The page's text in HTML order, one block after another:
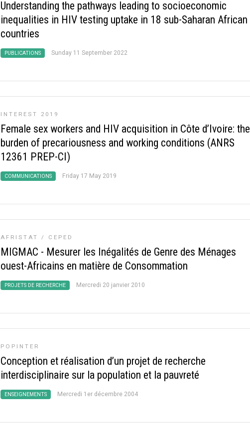
Understanding the pathways leading to socioeconomic
inequalities in HIV testing uptake in 18 sub-Saharan African
countries
PUBLICATIONS Sunday 11 September 2022
INTEREST 2019
Female sex workers and HIV acquisition in Côte d’Ivoire: the
burden of precariousness and working conditions (ANRS
12361 PREP-CI)
COMMUNICATIONS Friday 17 May 2019
AFRISTAT / CEPED
MIGMAC - Mesurer les Inégalités de Genre des Ménages
ouest-Africains en matière de Consommation
PROJETS DE RECHERCHE Mercredi 20 janvier 2010
POPINTER
Conception et réalisation d’un projet de recherche
interdisciplinaire sur la population et la pauvreté
ENSEIGNEMENTS Mercredi 1er décembre 2004